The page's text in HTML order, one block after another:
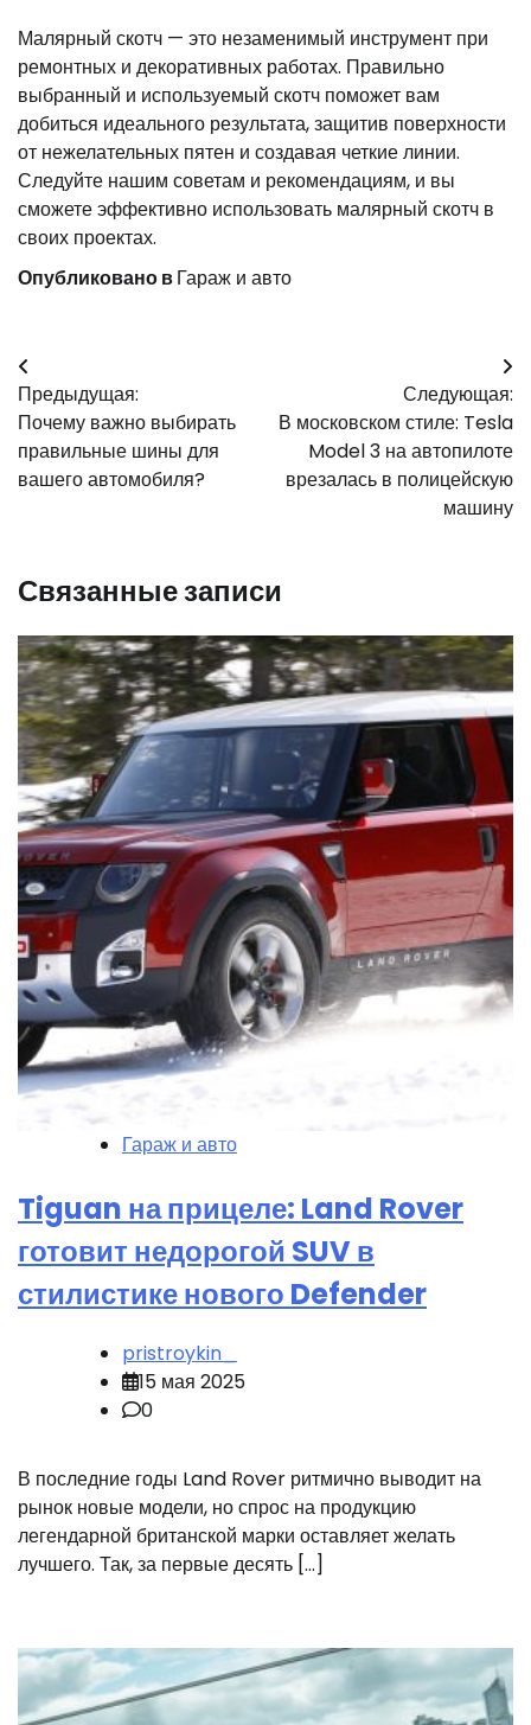
Малярный скотч — это незаменимый инструмент при
ремонтных и декоративных работах. Правильно
выбранный и используемый скотч поможет вам
добиться идеального результата, защитив поверхности
от нежелательных пятен и создавая четкие линии.
Следуйте нашим советам и рекомендациям, и вы
сможете эффективно использовать малярный скотч в
своих проектах.
Опубликовано вГараж и авто
Навигация
по
записям
Предыдущая:
Почему важно выбирать
правильные шины для
вашего автомобиля?
Следующая:
В московском стиле: Tesla
Model 3 на автопилоте
врезалась в полицейскую
машину
Связанные записи
Гараж и авто
Tiguan на прицеле: Land Rover
готовит недорогой SUV в
стилистике нового Defender
pristroykin_
15 мая 2025
0
В последние годы Land Rover ритмично выводит на
рынок новые модели, но спрос на продукцию
легендарной британской марки оставляет желать
лучшего. Так, за первые десять […]